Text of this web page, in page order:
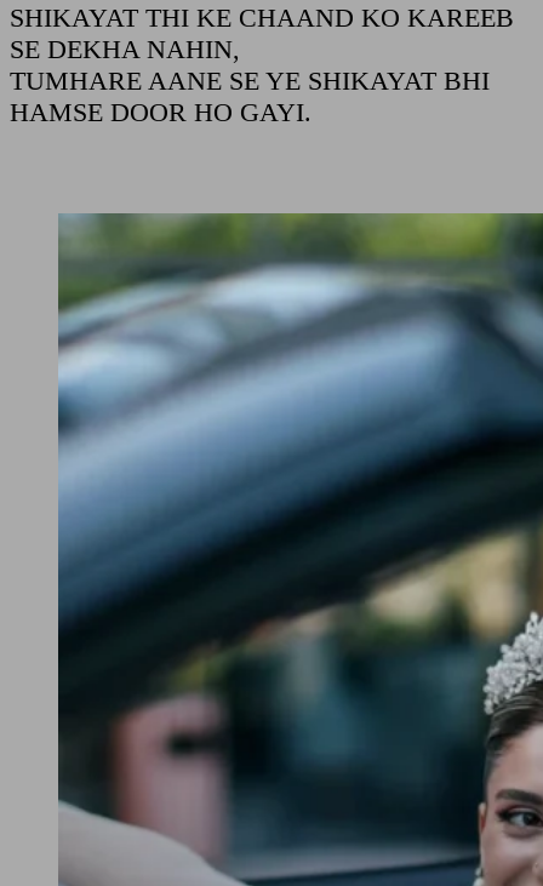
SHIKAYAT THI KE CHAAND KO KAREEB
SE DEKHA NAHIN,
TUMHARE AANE SE YE SHIKAYAT BHI
HAMSE DOOR HO GAYI.